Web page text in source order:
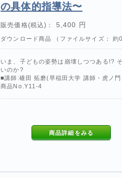
の具体的指導法〜
販売価格(税込)： 5,400 円
ダウンロード商品 （ファイルサイズ： 約
いま、子どもの姿勢は崩壊しつつある!?
いのか?
■講師:碓田 拓磨(早稲田大学 講師・虎ノ
商品No.Y11-4
商品詳細をみる